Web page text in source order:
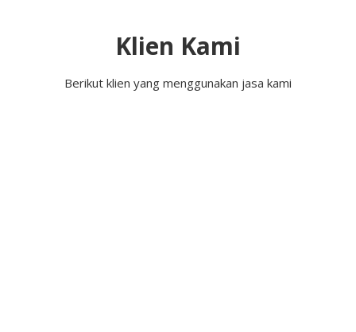
Klien Kami
Berikut klien yang menggunakan jasa kami